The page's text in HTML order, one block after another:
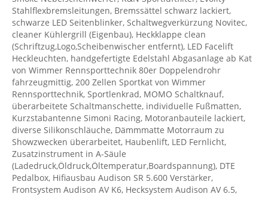
Stahlflexbremsleitungen, Bremssättel schwarz lackiert,
schwarze LED Seitenblinker, Schaltwegverkürzung Novitec,
cleaner Kühlergrill (Eigenbau), Heckklappe clean
(Schriftzug,Logo,Scheibenwischer entfernt), LED Facelift
Heckleuchten, handgefertigte Edelstahl Abgasanlage ab Kat
von Wimmer Rennsporttechnik 80er Doppelendrohr
fahrzeugmittig, 200 Zellen Sportkat von Wimmer
Rennsporttechnik, Sportlenkrad, MOMO Schaltknauf,
überarbeitete Schaltmanschette, individuelle Fußmatten,
Kurzstabantenne Simoni Racing, Motoranbauteile lackiert,
diverse Silikonschläuche, Dämmmatte Motorraum zu
Showzwecken überarbeitet, Haubenlift, LED Fernlicht,
Zusatzinstrument in A-Säule
(Ladedruck,Öldruck,Öltemperatur,Boardspannung), DTE
Pedalbox, Hifiausbau Audison SR 5.600 Verstärker,
Frontsystem Audison AV K6, Hecksystem Audison AV 6.5,